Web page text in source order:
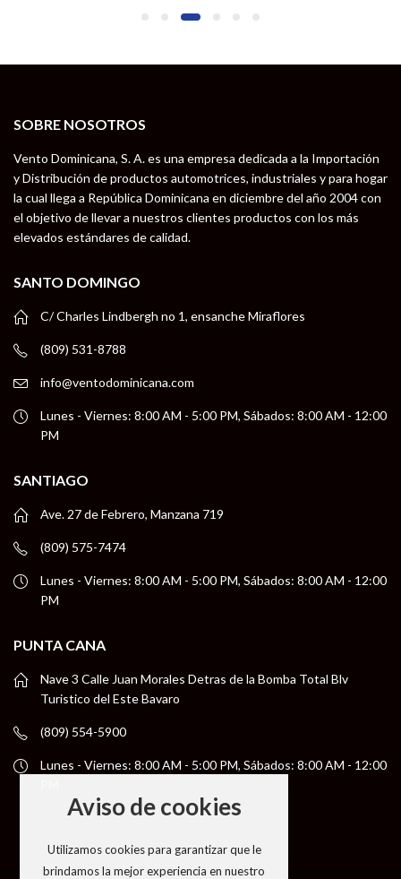
SOBRE NOSOTROS
Vento Dominicana, S. A. es una empresa dedicada a la Importación
y Distribución de productos automotrices, industriales y para hogar
la cual llega a República Dominicana en diciembre del año 2004 con
el objetivo de llevar a nuestros clientes productos con los más
elevados estándares de calidad.
SANTO DOMINGO
C/ Charles Lindbergh no 1, ensanche Miraflores
(809) 531-8788
info@ventodominicana.com
Lunes - Viernes: 8:00 AM - 5:00 PM, Sábados: 8:00 AM - 12:00
PM
SANTIAGO
Ave. 27 de Febrero, Manzana 719
(809) 575-7474
Lunes - Viernes: 8:00 AM - 5:00 PM, Sábados: 8:00 AM - 12:00
PM
PUNTA CANA
Nave 3 Calle Juan Morales Detras de la Bomba Total Blv
Turistico del Este Bavaro
(809) 554-5900
Lunes - Viernes: 8:00 AM - 5:00 PM, Sábados: 8:00 AM - 12:00
Aviso de cookies
Utilizamos cookies para garantizar que le
brindamos la mejor experiencia en nuestro